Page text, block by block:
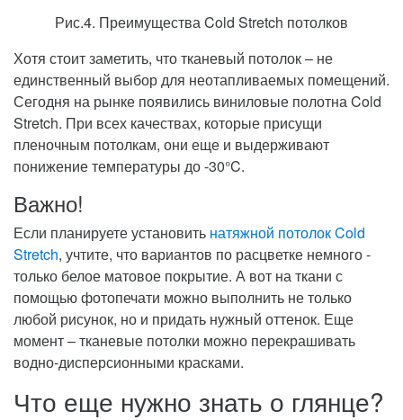
Рис.4. Преимущества Cold Stretch потолков
Хотя стоит заметить, что тканевый потолок – не
единственный выбор для неотапливаемых помещений.
Сегодня на рынке появились виниловые полотна Cold
Stretch. При всех качествах, которые присущи
пленочным потолкам, они еще и выдерживают
понижение температуры до -30°C.
Важно!
Если планируете установить натяжной потолок Cold
Stretch, учтите, что вариантов по расцветке немного -
только белое матовое покрытие. А вот на ткани с
помощью фотопечати можно выполнить не только
любой рисунок, но и придать нужный оттенок. Еще
момент – тканевые потолки можно перекрашивать
водно-дисперсионными красками.
Что еще нужно знать о глянце?